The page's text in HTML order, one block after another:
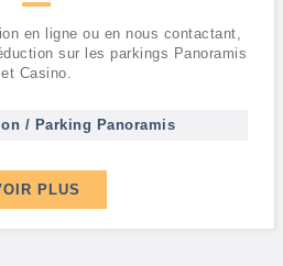
en ligne ou en nous contactant,
sur les parkings Panoramis
et Casino.
/ Parking Panoramis
PLUS